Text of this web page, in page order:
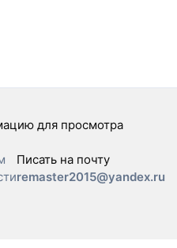
для просмотра
Писать на почту
remaster2015@yandex.ru